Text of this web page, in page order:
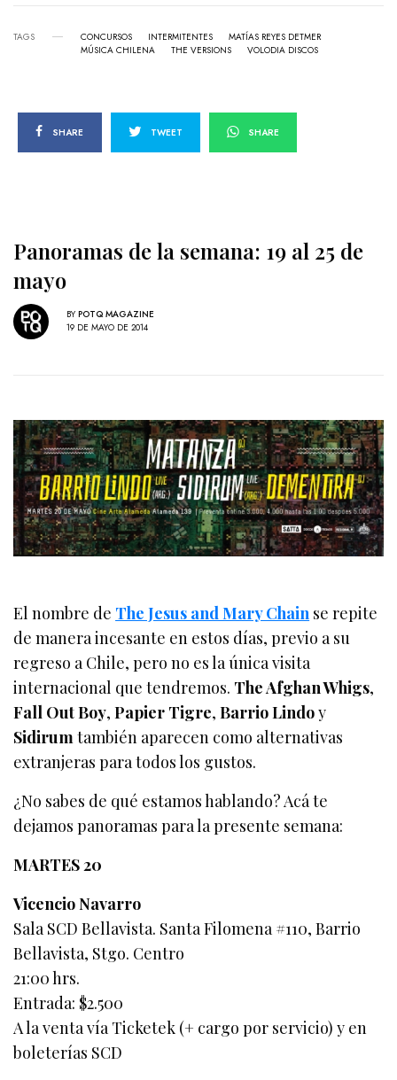
TAGS CONCURSOS INTERMITENTES
MATÍAS REYES DETMER
MÚSICA CHILENA
THE VERSIONS VOLODIA DISCOS
SHARE TWEET SHARE
Panoramas de la semana: 19 al 25 de
mayo
BY POTQ MAGAZINE
19 DE MAYO DE 2014
El nombre de The Jesus and Mary Chain se repite
de manera incesante en estos días, previo a su
regreso a Chile, pero no es la única visita
internacional que tendremos. The Afghan Whigs,
Fall Out Boy,Papier Tigre,Barrio Lindoy
Sidirumtambién aparecen como alternativas
extranjeras para todos los gustos.
¿No sabes de qué estamos hablando? Acá te
dejamos panoramas para la presente semana:
MARTES 20
Vicencio Navarro
Sala SCD Bellavista. Santa Filomena #110, Barrio
Bellavista, Stgo. Centro
21:00 hrs.
Entrada: $2.500
A la venta vía Ticketek (+ cargo por servicio) y en
boleterías SCD